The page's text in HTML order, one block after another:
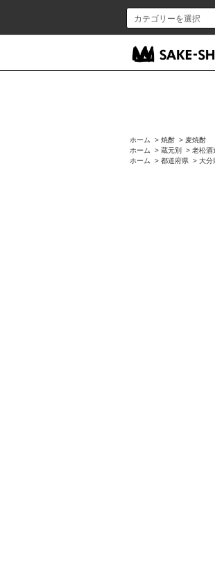
ホーム >焼酎 > 麦焼酎
ホーム
>蔵元別 >老松酒
ホーム
>都道府県 >大分